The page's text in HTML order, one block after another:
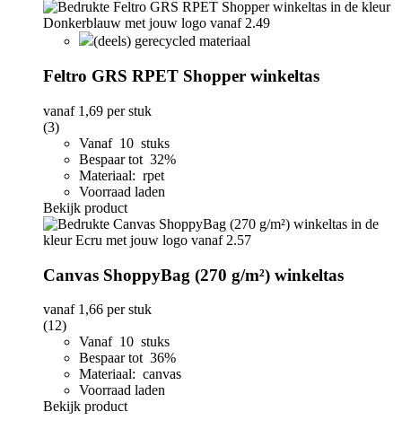
(deels) gerecycled materiaal
Feltro GRS RPET Shopper winkeltas
vanaf 1,69 per stuk
(3)
Vanaf 10 stuks
Bespaar tot 32%
Materiaal: rpet
Voorraad laden
Bekijk product
Canvas ShoppyBag (270 g/m²) winkeltas
vanaf 1,66 per stuk
(12)
Vanaf 10 stuks
Bespaar tot 36%
Materiaal: canvas
Voorraad laden
Bekijk product